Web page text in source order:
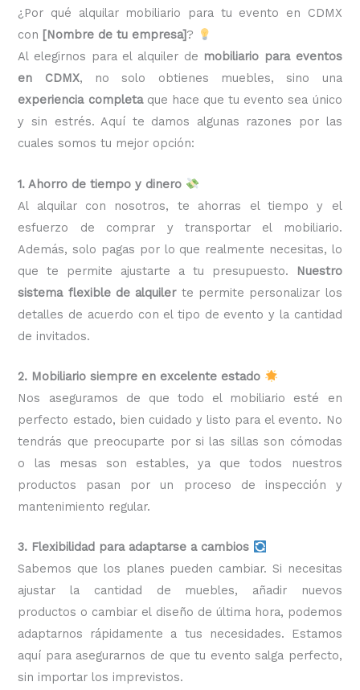
¿Por qué alquilar mobiliario para tu evento en CDMX
con [Nombre de tu empresa]?
Al elegirnos para el alquiler de mobiliario para eventos
en CDMX, no solo obtienes muebles, sino una
experiencia completaque hace que tu evento sea único
y sin estrés. Aquí te damos algunas razones por las
cuales somos tu mejor opción:
1. Ahorro de tiempo y dinero
Al alquilar con nosotros, te ahorras el tiempo y el
esfuerzo de comprar y transportar el mobiliario.
Además, solo pagas por lo que realmente necesitas, lo
que te permite ajustarte a tu presupuesto.
Nuestro
sistema flexible de alquilerte permite personalizar los
detalles de acuerdo con el tipo de evento y la cantidad
de invitados.
2. Mobiliario siempre en excelente estado
Nos aseguramos de que todo el mobiliario esté en
perfecto estado, bien cuidado y listo para el evento. No
tendrás que preocuparte por si las sillas son cómodas
o las mesas son estables, ya que todos nuestros
productos pasan por un proceso de inspección y
mantenimiento regular.
3. Flexibilidad para adaptarse a cambios
Sabemos que los planes pueden cambiar. Si necesitas
ajustar la cantidad de muebles, añadir nuevos
productos o cambiar el diseño de última hora, podemos
adaptarnos rápidamente a tus necesidades. Estamos
aquí para asegurarnos de que tu evento salga perfecto,
sin importar los imprevistos.